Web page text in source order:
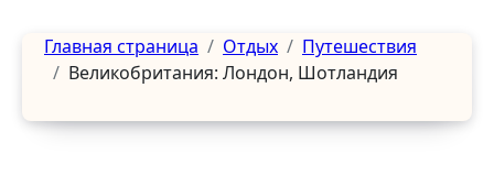
Главная страница Отдых
Путешествия
Великобритания: Лондон, Шотландия